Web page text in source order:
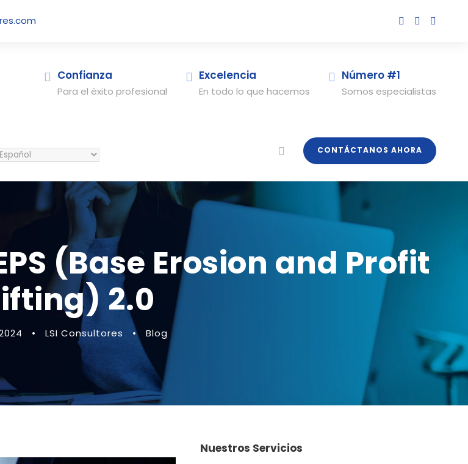
Confianza
Para el éxito profesional
Excelencia
En todo lo que hacemos
Número #1
Somos especialistas
CONTÁCTANOS AHORA
(Base Erosion and Profit
2.0
• LSI Consultores • Blog
Nuestros Servicios